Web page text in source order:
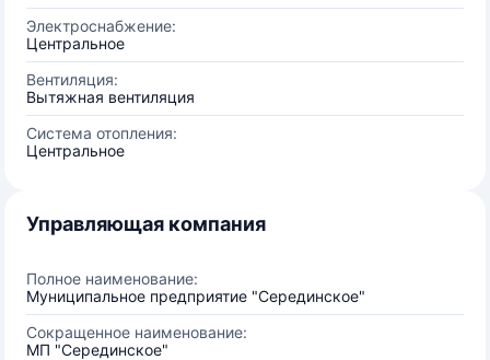
Электроснабжение:
Центральное
Вентиляция:
Вытяжная вентиляция
Система отопления:
Центральное
Управляющая компания
Полное наименование:
Муниципальное предприятие "Серединское"
Сокращенное наименование:
МП "Серединское"